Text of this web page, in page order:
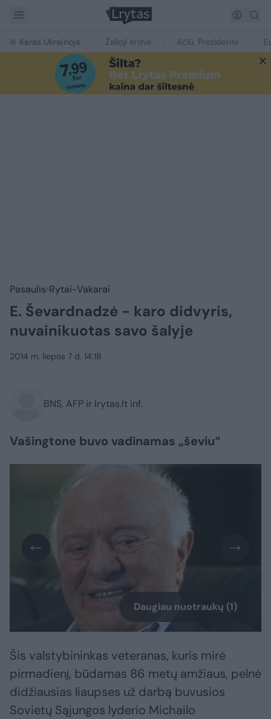
Karas Ukrainoje Žalioji erdvė Ačiū, Prezidente
Pasaulis Rytai-Vakarai
E. Ševardnadzė - karo didvyris,
nuvainikuotas savo šalyje
2014 m. liepos 7 d. 14:18
BNS, AFP ir lrytas.lt inf.
Vašingtone buvo vadinamas „ševiu“
Daugiau nuotraukų (1)
Šis valstybininkas veteranas, kuris mirė
pirmadienį, būdamas 86 metų amžiaus, pelnė
didžiausias liaupses už darbą buvusios
Sovietų Sąjungos lyderio Michailo